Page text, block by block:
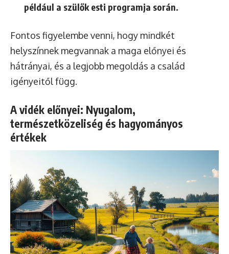
például a szülők esti programja során.
Fontos figyelembe venni, hogy mindkét
helyszínnek megvannak a maga előnyei és
hátrányai, és a legjobb megoldás a család
igényeitől függ.
A vidék előnyei: Nyugalom,
természetközeliség és hagyományos
értékek